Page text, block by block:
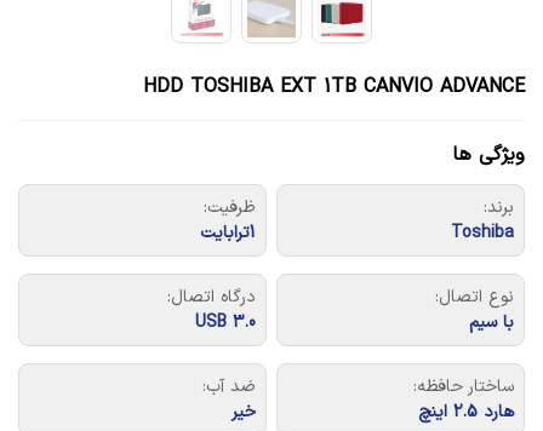
HDD TOSHIBA EXT 1TB CANVIO ADVANCE
ویژگی ها
برند:
Toshiba
ظرفیت:
1ترابایت
نوع اتصال:
با سیم
درگاه اتصال:
USB 3.0
ساختار حافظه:
هارد 2.5 اینچ
ضد آب:
خیر